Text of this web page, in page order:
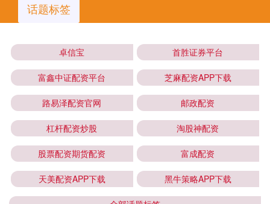
话题标签
卓信宝 首胜证券平台
富鑫中证配资平台 芝麻配资APP下载
路易泽配资官网 邮政配资
杠杆配资炒股 淘股神配资
股票配资期货配资 富成配资
天美配资APP下载 黑牛策略APP下载